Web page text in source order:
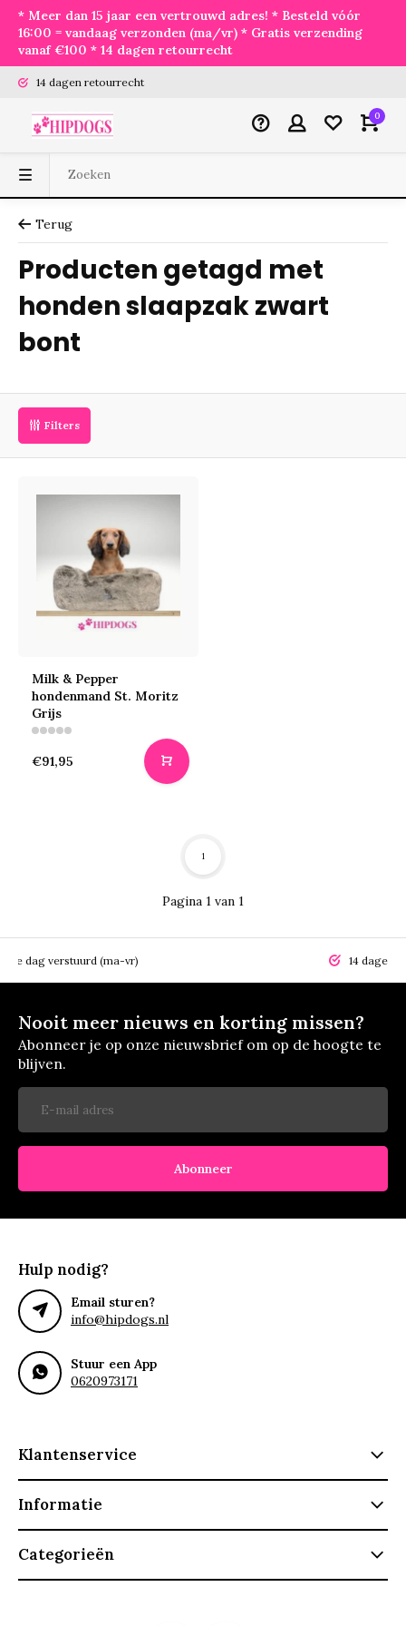
* Meer dan 15 jaar een vertrouwd adres! * Besteld vóór
16:00 = vandaag verzonden (ma/vr) * Gratis verzending
vanaf €100 * 14 dagen retourrecht
14 dagen retourrecht
0
Terug
Producten getagd met
honden slaapzak zwart
bont
Filters
Milk & Pepper
hondenmand St. Moritz
Grijs
€91,95
Pagina 1 van 1
1
dag verstuurd (ma-vr) 14 dagen
Nooit meer nieuws en korting missen?
Abonneer je op onze nieuwsbrief om op de hoogte te
blijven.
Abonneer
Hulp nodig?
Email sturen?
info@hipdogs.nl
Stuur een App
0620973171
Klantenservice
Informatie
Categorieën